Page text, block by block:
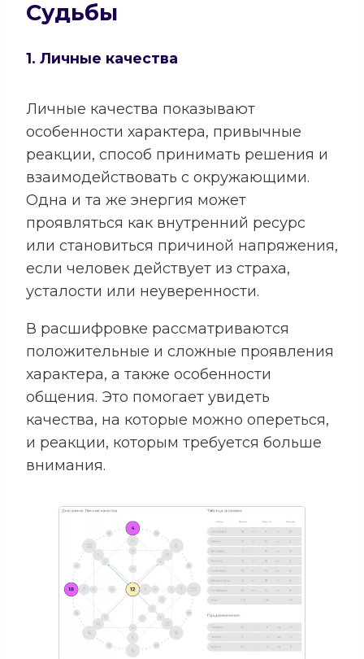
Судьбы
1. Личные качества
Личные качества показывают
особенности характера, привычные
реакции, способ принимать решения и
взаимодействовать с окружающими.
Одна и та же энергия может
проявляться как внутренний ресурс
или становиться причиной напряжения,
если человек действует из страха,
усталости или неуверенности.
В расшифровке рассматриваются
положительные и сложные проявления
характера, а также особенности
общения. Это помогает увидеть
качества, на которые можно опереться,
и реакции, которым требуется больше
внимания.